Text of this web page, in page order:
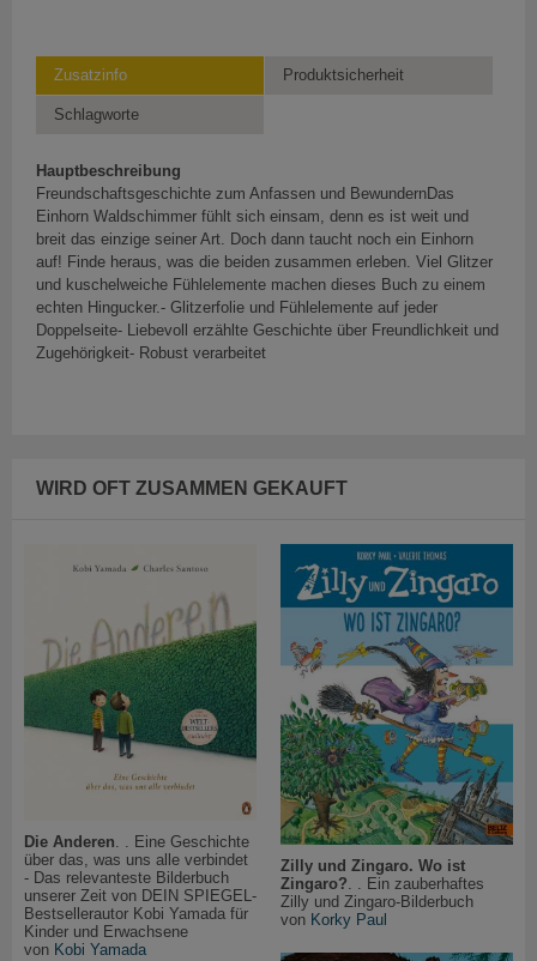
Zusatzinfo Produktsicherheit
Schlagworte
Hauptbeschreibung
Freundschaftsgeschichte zum Anfassen und BewundernDas
Einhorn Waldschimmer fühlt sich einsam, denn es ist weit und
breit das einzige seiner Art. Doch dann taucht noch ein Einhorn
auf! Finde heraus, was die beiden zusammen erleben. Viel Glitzer
und kuschelweiche Fühlelemente machen dieses Buch zu einem
echten Hingucker.- Glitzerfolie und Fühlelemente auf jeder
Doppelseite- Liebevoll erzählte Geschichte über Freundlichkeit und
Zugehörigkeit- Robust verarbeitet
WIRD OFT ZUSAMMEN GEKAUFT
Die Anderen. . Eine Geschichte
über das, was uns alle verbindet
- Das relevanteste Bilderbuch
unserer Zeit von DEIN SPIEGEL-
Bestsellerautor Kobi Yamada für
Kinder und Erwachsene
von Kobi Yamada
Zilly und Zingaro. Wo ist
Zingaro?. . Ein zauberhaftes
Zilly und Zingaro-Bilderbuch
von Korky Paul